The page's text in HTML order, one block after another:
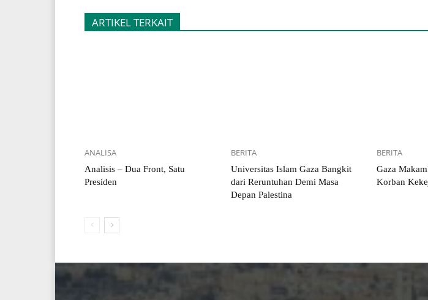
ARTIKEL TERKAIT
ANALISA
Analisis – Dua Front, Satu
Presiden
BERITA
Universitas Islam Gaza Bangkit
dari Reruntuhan Demi Masa
Depan Palestina
BERITA
Gaza
Korban